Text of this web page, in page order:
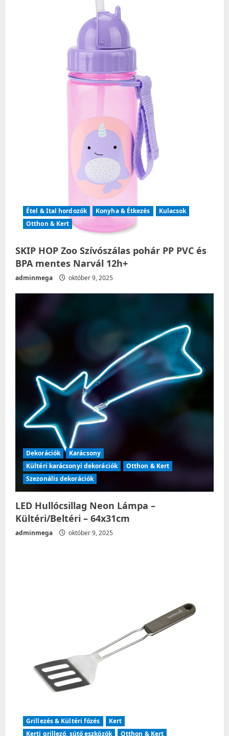
Étel & Ital hordozók Konyha & Étkezés
Kulacsok
Otthon & Kert
SKIP HOP Zoo Szívószálas pohár PP PVC és
BPA mentes Narvál 12h+
adminmega október 9, 2025
Dekorációk
Karácsony
Kültéri karácsonyi dekorációk
Otthon & Kert
Szezonális dekorációk
LED Hullócsillag Neon Lámpa –
Kültéri/Beltéri – 64x31cm
adminmega október 9, 2025
Grillezés & Kültéri főzés
Kert
Kerti grillező, sütő eszközök
Otthon & Kert